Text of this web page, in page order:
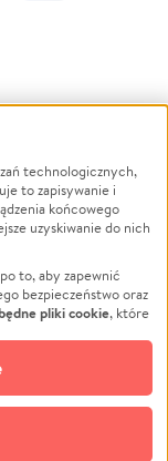
Powódź
Wichura
NGO
Edukacja
Podróż
Impreza
środowiska
Biznes
technologicznych,
to zapisywanie i
końcowego
uzyskiwanie do nich
to, aby zapewnić
bezpieczeństwo oraz
pliki cookie, które
Możesz wyrazić
momencie masz
zgodami cookie”,
Opcjonalne pliki